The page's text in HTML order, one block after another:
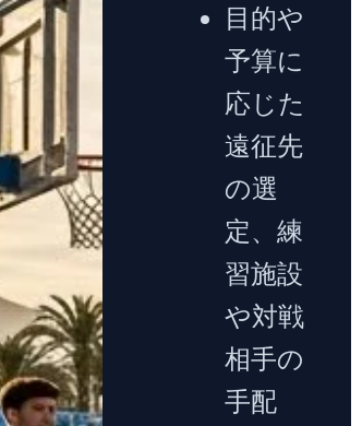
目的や
予算に
応じた
遠征先
の選
定、練
習施設
や対戦
相手の
手配